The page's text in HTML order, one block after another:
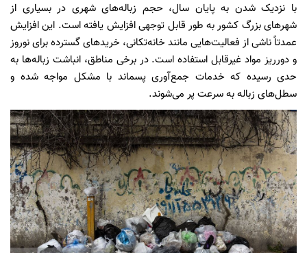
با نزدیک شدن به پایان سال، حجم زباله‌های شهری در بسیاری از
شهرهای بزرگ کشور به طور قابل توجهی افزایش یافته است. این افزایش
عمدتاً ناشی از فعالیت‌هایی مانند خانه‌تکانی، خریدهای گسترده برای نوروز
و دورریز مواد غیرقابل استفاده است. در برخی مناطق، انباشت زباله‌ها به
حدی رسیده که خدمات جمع‌آوری پسماند با مشکل مواجه شده و
سطل‌های زباله به سرعت پر می‌شوند.